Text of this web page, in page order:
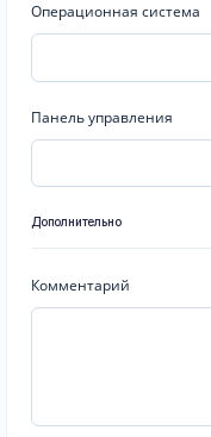
Операционная система
Панель управления
Дополнительно
Комментарий